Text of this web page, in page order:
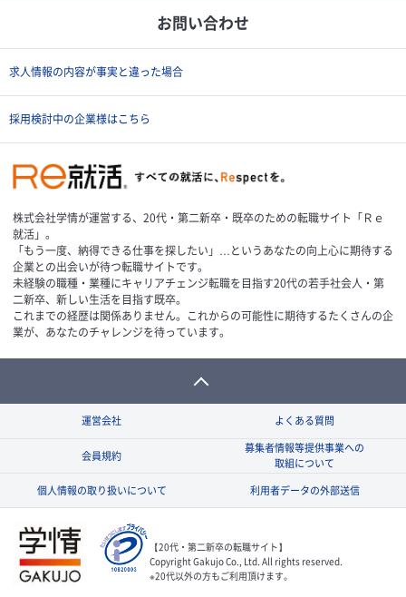
お問い合わせ
求人情報の内容が事実と違った場合
採用検討中の企業様はこちら
株式会社学情が運営する、20代・第二新卒・既卒のための転職サイト「Ｒｅ
就活」。
「もう一度、納得できる仕事を探したい」…というあなたの向上心に期待する
企業との出会いが待つ転職サイトです。
未経験の職種・業種にキャリアチェンジ転職を目指す20代の若手社会人・第
二新卒、新しい生活を目指す既卒。
これまでの経歴は関係ありません。これからの可能性に期待するたくさんの企
業が、あなたのチャレンジを待っています。
運営会社 よくある質問
会員規約
募集者情報等提供事業への
取組について
個人情報の取り扱いについて
利用者データの外部送信
【20代・第二新卒の転職サイト】
Copyright Gakujo Co., Ltd. All rights reserved.
※20代以外の方もご利用頂けます。